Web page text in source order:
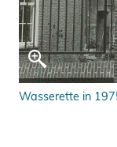
Wasserette in